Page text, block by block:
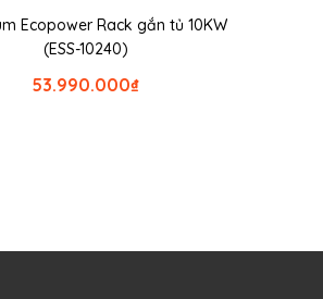
Ecopower Rack gắn tủ 10KW
(ESS-10240)
₫
53.990.000